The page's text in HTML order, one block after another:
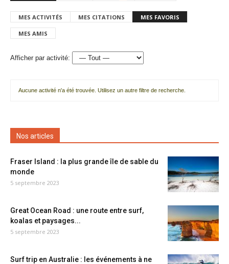
MES ACTIVITÉS MES CITATIONS MES FAVORIS
MES AMIS
Afficher par activité:
Aucune activité n'a été trouvée. Utilisez un autre filtre de recherche.
Nos articles
Fraser Island : la plus grande île de sable du
monde
5 septembre 2023
Great Ocean Road : une route entre surf,
koalas et paysages...
5 septembre 2023
Surf trip en Australie : les événements à ne